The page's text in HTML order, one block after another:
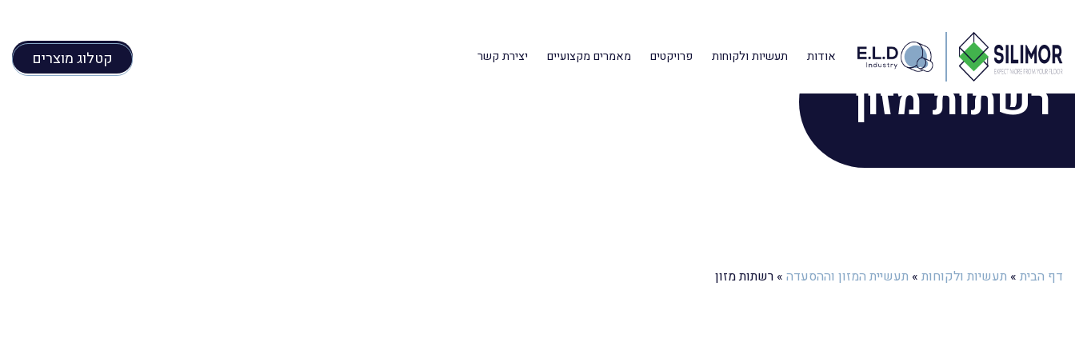
אודות תעשיות ולקוחות פרויקטים מאמרים מקצועיים יצירת קשר קטלוג מוצרים
רשתות מזון
דף הבית » תעשיות ולקוחות » תעשיית המזון וההסעדה » רשתות מזון